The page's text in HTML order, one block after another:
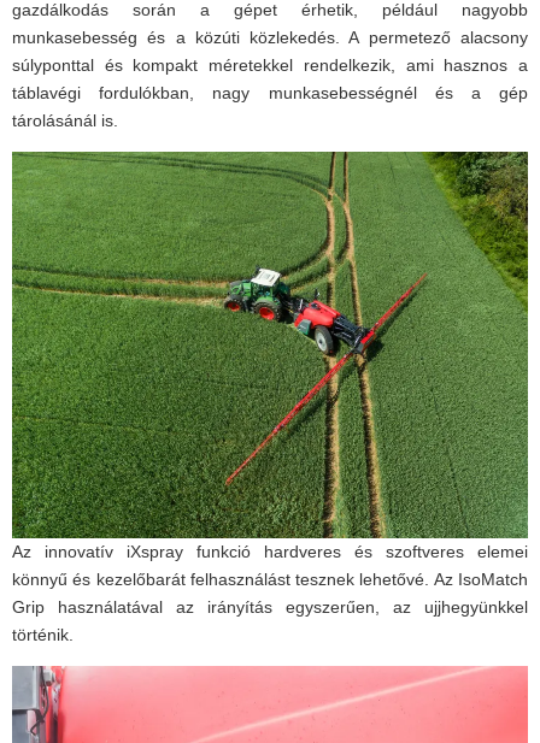
gazdálkodás során a gépet érhetik, például nagyobb
munkasebesség és a közúti közlekedés. A permetező alacsony
súlyponttal és kompakt méretekkel rendelkezik, ami hasznos a
táblavégi fordulókban, nagy munkasebességnél és a gép
tárolásánál is.
Az innovatív iXspray funkció hardveres és szoftveres elemei
könnyű és kezelőbarát felhasználást tesznek lehetővé. Az IsoMatch
Grip használatával az irányítás egyszerűen, az ujjhegyünkkel
történik.